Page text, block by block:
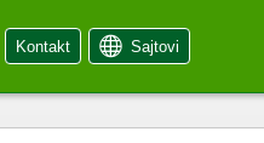
Kontakt Sajtovi